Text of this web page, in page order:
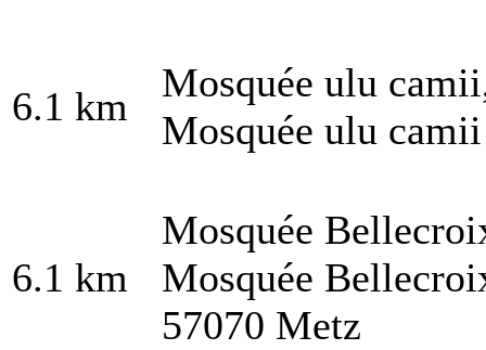
6.1 km
Mosquée ulu
Mosquée ulu
6.1 km
Mosquée
Mosquée
57070 Metz